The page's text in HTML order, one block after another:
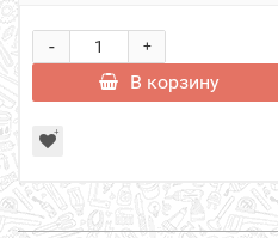
+
-
В корзину